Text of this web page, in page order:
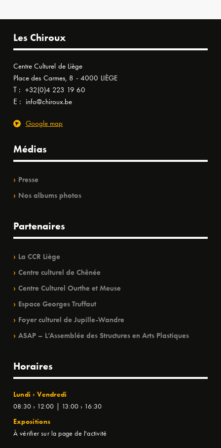
Les Chiroux
Centre Culturel de Liège
Place des Carmes, 8 - 4000 LIÈGE
T : +32(0)4 223 19 60
E : info@chiroux.be
Google map
Médias
Presse
Nos albums photos
Partenaires
La CCR Liège
Centre culturel de Chênée
Centre Culturel Ourthe et Meuse
Espace Georges Truffaut
Foyer culturel de Jupille-Wandre
ASAP – L’Assemblée des Structures en Arts Plastiques
Horaires
Lundi › Vendredi
08:30 › 12:00 | 13:00 › 16:30
Expositions
À vérifier sur la page de l'activité